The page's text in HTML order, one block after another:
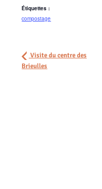
Étiquettes :
compostage
Visite du centre des
Brieulles